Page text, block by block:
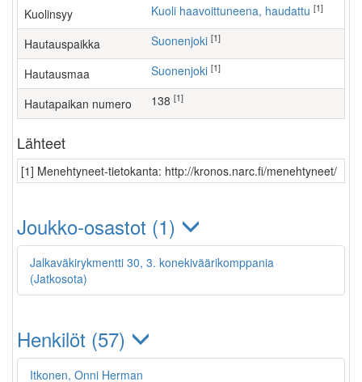
Kuolinsyy Kuoli haavoittuneena, haudattu [1]
Hautauspaikka Suonenjoki [1]
Hautausmaa Suonenjoki [1]
Hautapaikan numero 138 [1]
Lähteet
[1] Menehtyneet-tietokanta: http://kronos.narc.fi/menehtyneet/
Joukko-osastot (1)
Jalkaväkirykmentti 30, 3. konekiväärikomppania
(Jatkosota)
Henkilöt (57)
Itkonen, Onni Herman